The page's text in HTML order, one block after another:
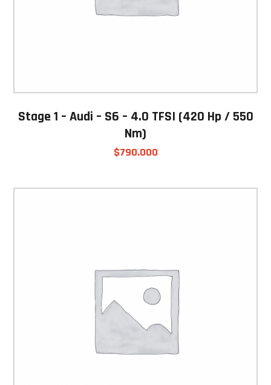
Stage 1 – Audi – S6 – 4.0 TFSI (420 Hp / 550
Nm)
$790.000